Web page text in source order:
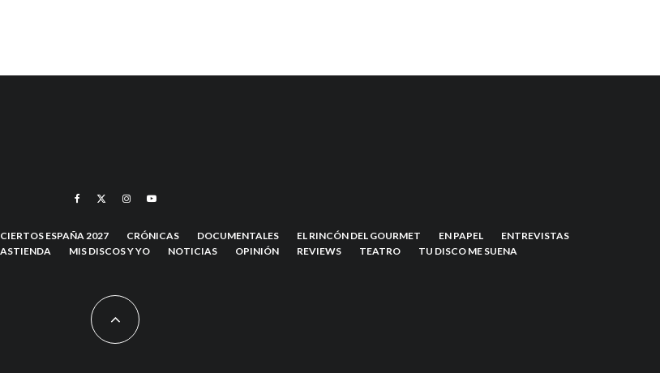
ESPAÑA 2027 CRÓNICAS DOCUMENTALES EL RINCÓN DEL GOURMET EN PAPEL
ENTREVISTAS
MIS DISCOS Y YO NOTICIAS OPINIÓN REVIEWS TEATRO TU DISCO ME SUENA